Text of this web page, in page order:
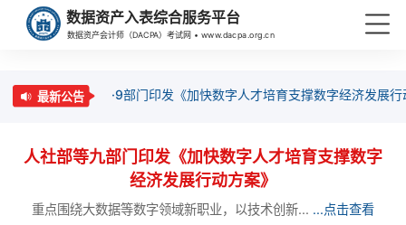
数据资产入表综合服务平台
数据资产会计师（DACPA）考试网 • www.dacpa.org.cn
最新公告 ·9部门印发《加快数字人才培育支撑数字经济发展
人社部等九部门印发《加快数字人才培育支撑数字
经济发展行动方案》
重点围绕大数据等数字领域新职业，以技术创新... ...点击查看